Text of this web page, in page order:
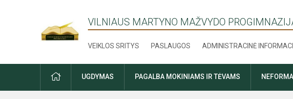
VILNIAUS MARTYNO MAŽVYDO
VEIKLOS SRITYS PASLAUGOS ADMINISTRACINĖ
PRADŽIAUGDYMAS PAGALBA MOKINIAMS IR TĖVAMS